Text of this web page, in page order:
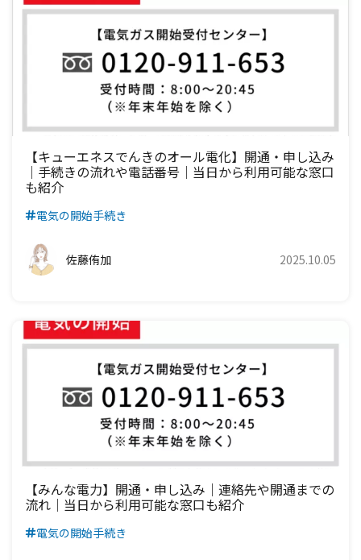
【キューエネスでんきのオール電化】開通・申し込み
｜手続きの流れや電話番号｜当日から利用可能な窓口
も紹介
電気の開始手続き
佐藤侑加 2025.10.05
【みんな電力】開通・申し込み｜連絡先や開通までの
流れ｜当日から利用可能な窓口も紹介
電気の開始手続き